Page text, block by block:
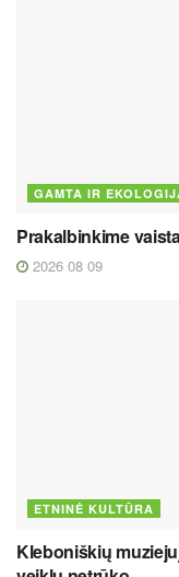
GAMTA IR
Prakalbinkime
2026 08 09
ETNINĖ KULTŪRA
Kleboniškių